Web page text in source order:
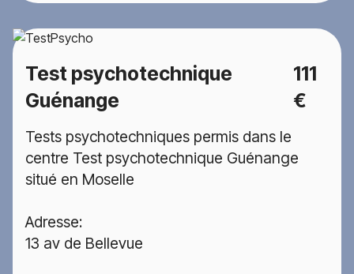
Test psychotechnique
Guénange
111
€
Tests psychotechniques permis dans le
centre Test psychotechnique Guénange
situé en Moselle
Adresse:
13 av de Bellevue